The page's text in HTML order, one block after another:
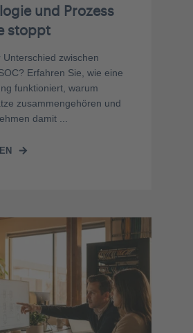
und Prozess
stoppt
Unterschied zwischen
Erfahren Sie, wie eine
funktioniert, warum
zusammengehören und
damit ...